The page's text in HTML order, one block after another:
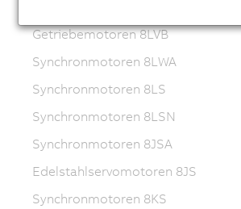
Getriebemotoren 8LVB
Synchronmotoren 8LWA
Synchronmotoren 8LS
Synchronmotoren 8LSN
Synchronmotoren 8JSA
Edelstahlservomotoren 8JS
Synchronmotoren 8KS